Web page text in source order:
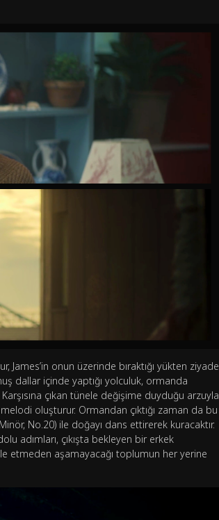
onun üzerinde bıraktığı yükten ziyade
dallar içinde yaptığı yolculuk, ormanda
çıkan tünele değişime duyduğu arzuyla
oluşturur. Ormandan çıktığı zaman da bu
No.20) ile doğayı dans ettirerek kuracaktır.
adımları, çıkışta bekleyen bir erkek
etmeden aşamayacağı toplumun her yerine